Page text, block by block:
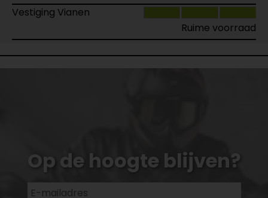
Vestiging Vianen
Ruime voorraad
Op de hoogte blijven?